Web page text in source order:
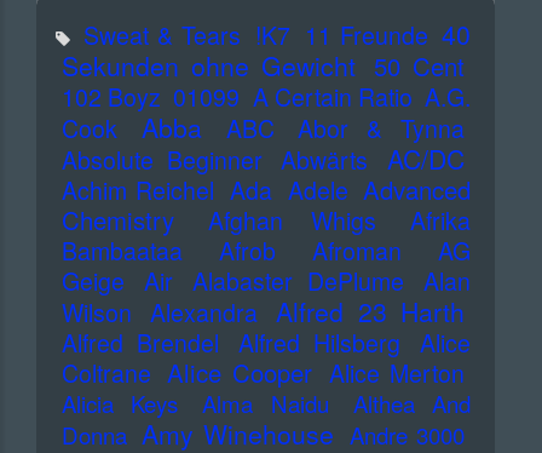
Sweat & Tears !K7 11 Freunde 40
Sekunden ohne Gewicht 50 Cent
102 Boyz 01099 A Certain Ratio A.G.
Cook
Abba ABC
Abor & Tynna
Absolute Beginner Abwärts AC/DC
Achim Reichel Ada Adele Advanced
Chemistry
Afghan Whigs
Afrika
Bambaataa
Afrob Afroman
AG
Geige
Air Alabaster DePlume
Alan
Wilson Alexandra Alfred 23 Harth
Alfred Brendel Alfred Hilsberg
Alice
Coltrane Alice Cooper Alice Merton
Alicia Keys Alma Naidu
Althea And
Donna Amy Winehouse Andre 3000